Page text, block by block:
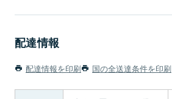
配達情報
配達情報を印刷 国の全送達条件を印刷